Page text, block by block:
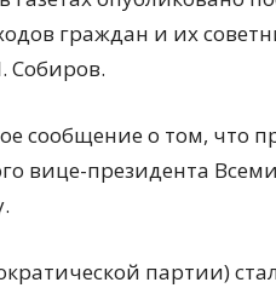
граждан и их
Собиров.
сообщение о том, что
вице-президента
партии)